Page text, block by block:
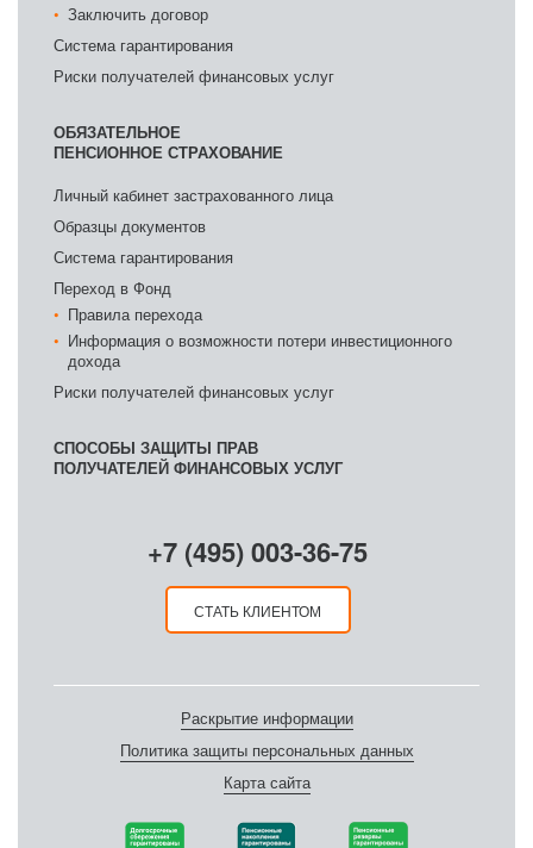
Заключить договор
Система гарантирования
Риски получателей финансовых услуг
ОБЯЗАТЕЛЬНОЕ
ПЕНСИОННОЕ СТРАХОВАНИЕ
Личный кабинет застрахованного лица
Образцы документов
Система гарантирования
Переход в Фонд
Правила перехода
Информация о возможности потери инвестиционного
дохода
Риски получателей финансовых услуг
СПОСОБЫ ЗАЩИТЫ ПРАВ
ПОЛУЧАТЕЛЕЙ ФИНАНСОВЫХ УСЛУГ
+7 (495) 003-36-75
СТАТЬ КЛИЕНТОМ
Раскрытие информации
Политика защиты персональных данных
Карта сайта